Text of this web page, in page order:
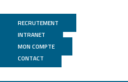
RECRUTEMENT
INTRANET
MON COMPTE
CONTACT